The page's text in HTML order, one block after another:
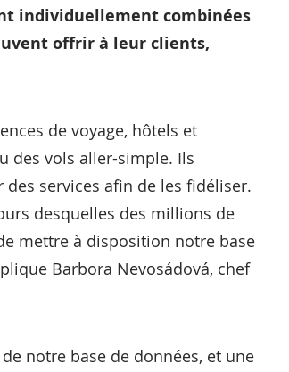
individuellement combinées
offrir à leur clients,
de voyage, hôtels et
des vols aller-simple. Ils
services afin de les fidéliser.
desquelles des millions de
mettre à disposition notre base
Barbora Nevosádová, chef
notre base de données, et une